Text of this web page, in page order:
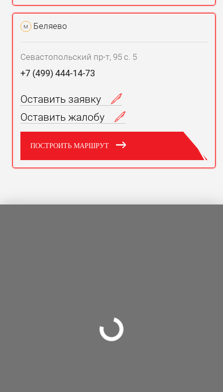
м Беляево
Севастопольский пр-т, 95 с. 5
+7 (499) 444-14-73
Оставить заявку
Оставить жалобу
ПОСТРОИТЬ МАРШРУТ